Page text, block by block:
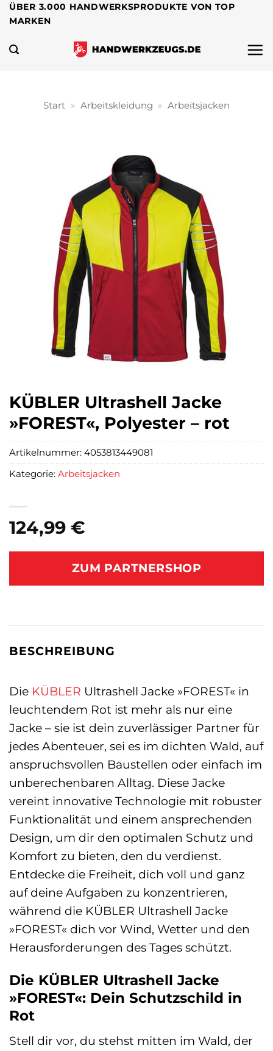
Zum
Inhalt
springen
ÜBER 3.000 HANDWERKSPRODUKTE VON TOP
MARKEN
Start » Arbeitskleidung » Arbeitsjacken
KÜBLER Ultrashell Jacke
»FOREST«, Polyester – rot
124,99 €
ZUM PARTNERSHOP
Artikelnummer: 4053813449081
Kategorie: Arbeitsjacken
BESCHREIBUNG
Die KÜBLER Ultrashell Jacke »FOREST« in
leuchtendem Rot ist mehr als nur eine
Jacke – sie ist dein zuverlässiger Partner für
jedes Abenteuer, sei es im dichten Wald, auf
anspruchsvollen Baustellen oder einfach im
unberechenbaren Alltag. Diese Jacke
vereint innovative Technologie mit robuster
Funktionalität und einem ansprechenden
Design, um dir den optimalen Schutz und
Komfort zu bieten, den du verdienst.
Entdecke die Freiheit, dich voll und ganz
auf deine Aufgaben zu konzentrieren,
während die KÜBLER Ultrashell Jacke
»FOREST« dich vor Wind, Wetter und den
Herausforderungen des Tages schützt.
Die KÜBLER Ultrashell Jacke
»FOREST«: Dein Schutzschild in
Rot
Stell dir vor, du stehst mitten im Wald, der